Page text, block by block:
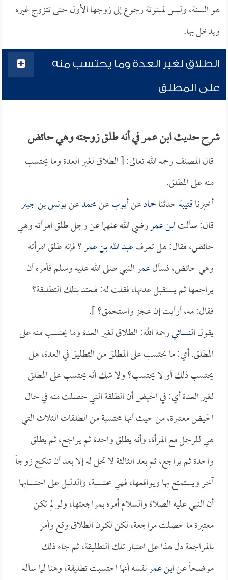
هو السنة، وليس لمبتوتة رجوع إلى زوجها الأول حتى تتزوج غيره
ويدخل بها.
الطلاق لغير العدة وما يحتسب منه
على المطلق
شرح حديث ابن عمر في أنه طلق زوجته وهي حائض
قال المصنف رحمه الله تعالى: [ الطلاق لغير العدة وما يحتسب
منه على المطلق.
أخبرناقتيبةحدثناحمادعنأيوبعنمحمدعنيونس بن جبير
قال: سألتابن عمررضي الله عنهما عن رجل طلق امرأته وهي
حائض، فقال: هل تعرفعبد الله بن عمر؟ فإنه طلق امرأته
وهي حائض، فسألعمرالنبي صلى الله عليه وسلم فأمره أن
يراجعها ثم يستقبل عدتها، فقلت له: فيعتد بتلك التطليقة؟
فقال: مه، أرأيت إن عجز واستحمق؟ ].
يقولالنسائيرحمه الله: الطلاق لغير العدة وما يحتسب منه على
المطلق. أي: ما يحتسب على المطلق من التطليق في العدة، هل
يحتسب ذلك أو لا يحتسب؟ ولا شك أنه يحتسب على المطلق
لغير العدة أي: في الحيض أن الطلقة التي حصلت منه في حال
الحيض معتبرة، من حيث أنها محتسبة من الطلقات الثلاث التي
هي للرجل مع المرأة، وأنه يطلق واحدة ثم يراجع، ثم يطلق
واحدة ثم يراجع، ثم بعد الثالثة لا تحل له إلا بعد أن تنكح زوجاً
آخر ويستمتع بها ويواقعها، فهي محتسبة، والدليل على احتسابها
أن النبي عليه الصلاة والسلام أمره بمراجعتها، ولو لم تكن
معتبرة ما حصلت مراجعة، لكن لكون الطلاق وقع وأمر
بالمراجعة دل هذا على اعتبار تلك التطليقة، ثم جاء ذلك
موضحاً عنابن عمرنفسه أنها احتسبت تطليقة، وهنا لما سأله